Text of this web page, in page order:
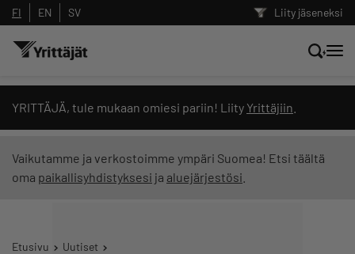
Liity jäseneksi
FI EN SV
YRITTÄJÄ, tule mukaan omiesi pariin! Liity Yrittäjiin
Vaikutamme ja verkostoimme ympäri Suomea! Etsi täältä
oma paikallisyhdistyksesi ja aluejärjestösi
Etusivu Uutiset
Hae sivustolta tai kysy suoraan
Yrittäjien tekoälyltä
Suodata hakutuloksia: näytä kaikki sisältö